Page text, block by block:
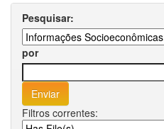
Pesquisar:
por
Filtros correntes: